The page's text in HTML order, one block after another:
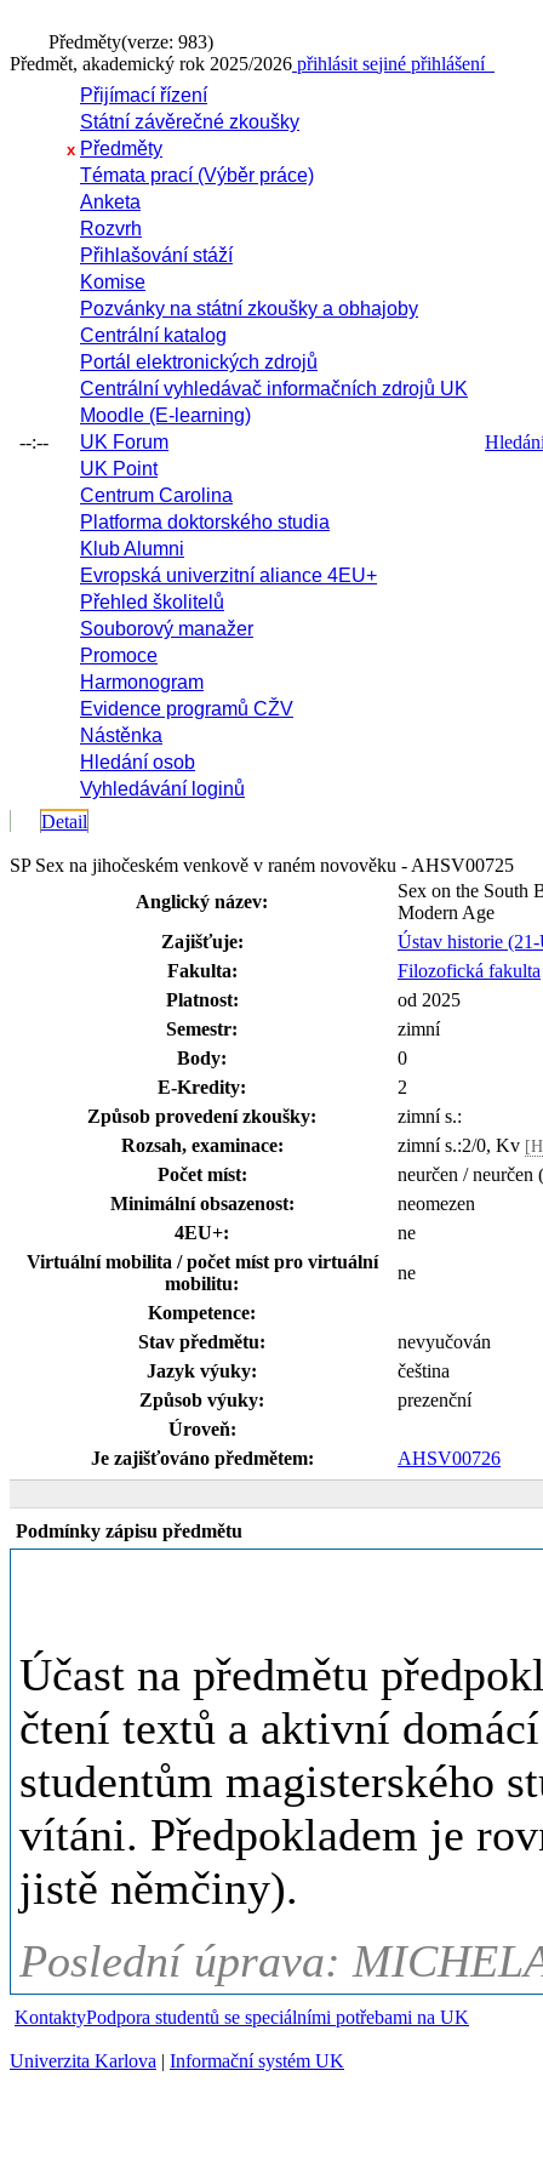
Předměty(verze: 983)
Předmět, akademický rok 2025/2026 přihlásit sejiné přihlášení
--:--
Přijímací řízení
Státní závěrečné zkoušky
x Předměty
Témata prací (Výběr práce)
Anketa
Rozvrh
Přihlašování stáží
Komise
Pozvánky na státní zkoušky a obhajoby
Centrální katalog
Portál elektronických zdrojů
Centrální vyhledávač informačních zdrojů UK
Moodle (E-learning)
UK Forum
UK Point
Centrum Carolina
Platforma doktorského studia
Klub Alumni
Evropská univerzitní aliance 4EU+
Přehled školitelů
Souborový manažer
Promoce
Harmonogram
Evidence programů CŽV
Nástěnka
Hledání osob
Vyhledávání loginů
Detail
SP Sex na jihočeském venkově v raném novověku - AHSV00725
Anglický název:
Sex on the South
Modern Age
Zajišťuje:
Ústav historie
Fakulta:
Filozofická fakulta
Platnost:
od 2025
Semestr:
zimní
Body:
0
E-Kredity:
2
Způsob provedení zkoušky:
zimní s.:
Rozsah, examinace:
zimní s.:2/0, Kv
Počet míst:
neurčen / neurčen
Minimální obsazenost:
neomezen
4EU+:
ne
Virtuální mobilita / počet míst pro virtuální
mobilitu:
ne
Kompetence:
Stav předmětu:
nevyučován
Jazyk výuky:
čeština
Způsob výuky:
prezenční
Úroveň:
Je zajišťováno předmětem:
AHSV00726
Podmínky zápisu předmětu
Účast na předmětu
čtení textů a aktivní
studentům magisterského
vítáni. Předpokladem je
jistě němčiny).
Poslední úprava:
KontaktyPodpora studentů se speciálními potřebami na UK
Univerzita Karlova | Informační systém UK